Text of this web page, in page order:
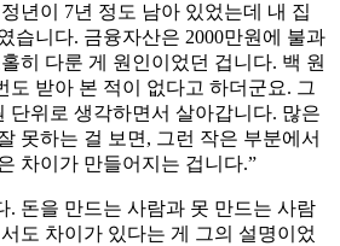
년이 7년 정도 남아 있었는데 내 집
습니다. 금융자산은 2000만원에 불과
히 다룬 게 원인이었던 겁니다. 백 원
도 받아 본 적이 없다고 하더군요. 그
단위로 생각하면서 살아갑니다. 많은
못하는 걸 보면, 그런 작은 부분에서
차이가 만들어지는 겁니다.”
. 돈을 만드는 사람과 못 만드는 사람
도 차이가 있다는 게 그의 설명이었